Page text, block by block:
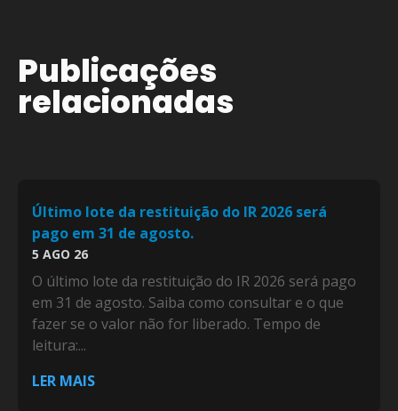
Publicações
relacionadas
Último lote da restituição do IR 2026 será
pago em 31 de agosto.
5 AGO 26
O último lote da restituição do IR 2026 será pago
em 31 de agosto. Saiba como consultar e o que
fazer se o valor não for liberado. Tempo de
leitura:...
LER MAIS